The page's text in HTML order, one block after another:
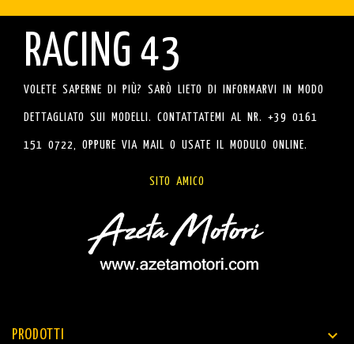
RACING 43
VOLETE SAPERNE DI PIÙ? SARÒ LIETO DI INFORMARVI IN MODO
DETTAGLIATO SUI MODELLI. CONTATTATEMI AL NR. +39 0161
151 0722, OPPURE VIA MAIL O USATE IL MODULO ONLINE.
SITO AMICO
PRODOTTI 